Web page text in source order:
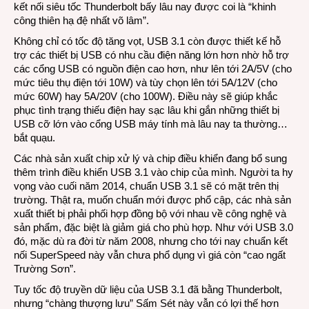
kết nối siêu tốc Thunderbolt bấy lâu nay được coi là “khinh
công thiên hạ đệ nhất võ lâm”.
Không chỉ có tốc độ tăng vọt, USB 3.1 còn được thiết kế hỗ
trợ các thiết bị USB có nhu cầu điện năng lớn hơn nhờ hỗ trợ
các cổng USB có nguồn điện cao hơn, như lên tới 2A/5V (cho
mức tiêu thụ điện tới 10W) và tùy chọn lên tới 5A/12V (cho
mức 60W) hay 5A/20V (cho 100W). Điều này sẽ giúp khắc
phục tình trạng thiếu điện hay sạc lâu khi gắn những thiết bị
USB cỡ lớn vào cổng USB máy tính mà lâu nay ta thường…
bắt quạu.
Các nhà sản xuất chip xử lý và chip điều khiển đang bổ sung
thêm trình điều khiển USB 3.1 vào chip của mình. Người ta hy
vọng vào cuối năm 2014, chuẩn USB 3.1 sẽ có mặt trên thị
trường. Thật ra, muốn chuẩn mới được phổ cập, các nhà sản
xuất thiết bị phải phối hợp đồng bộ với nhau về công nghệ và
sản phẩm, đặc biệt là giảm giá cho phù hợp. Như với USB 3.0
đó, mặc dù ra đời từ năm 2008, nhưng cho tới nay chuẩn kết
nối SuperSpeed này vẫn chưa phổ dụng vì giá còn “cao ngất
Trường Sơn”.
Tuy tốc độ truyền dữ liệu của USB 3.1 đã bằng Thunderbolt,
nhưng “chàng thượng lưu” Sấm Sét này vẫn có lợi thế hơn